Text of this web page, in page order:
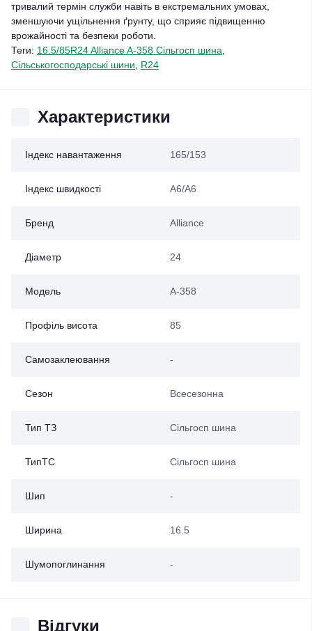
тривалий термін служби навіть в екстремальних умовах,
зменшуючи ущільнення ґрунту, що сприяє підвищенню
врожайності та безпеки роботи.
Теги: 16.5/85R24 Alliance A-358 Сільгосп шина
Сільськогосподарські шини
R24
Характеристики
Індекс навантаження 165/153
Індекс швидкості A6/A6
Бренд Alliance
Діаметр 24
Модель A-358
Профіль висота 85
Самозаклеювання -
Сезон Всесезонна
Тип ТЗ Сільгосп шина
ТипТС Сільгосп шина
Шип -
Ширина 16.5
Шумопоглинання -
Відгуки